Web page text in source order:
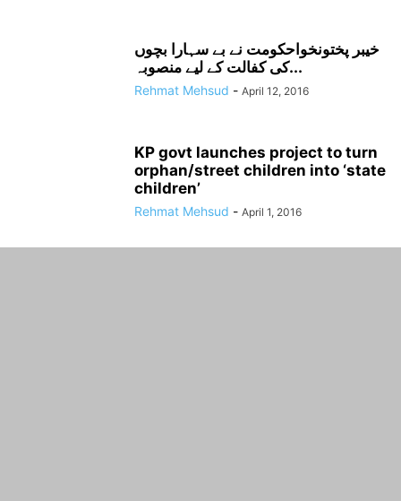
خیبر پختونخواحکومت نے بے سہارا بچوں
کی کفالت کے لیے منصوبہ...
Rehmat Mehsud - April 12, 2016
KP govt launches project to turn
orphan/street children into ‘state
children’
Rehmat Mehsud - April 1, 2016